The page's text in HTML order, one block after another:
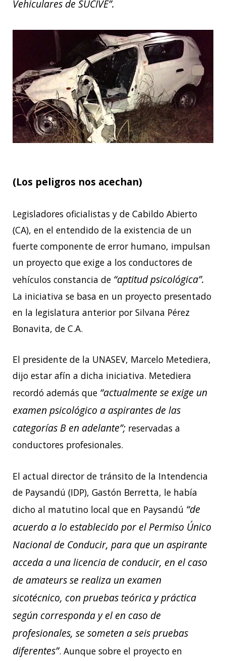
Vehiculares de SUCIVE”.
(Los peligros nos acechan)
Legisladores oficialistas y de Cabildo Abierto
(CA), en el entendido de la existencia de un
fuerte componente de error humano, impulsan
un proyecto que exige a los conductores de
vehículos constancia de “aptitud psicológica”.
La iniciativa se basa en un proyecto presentado
en la legislatura anterior por Silvana Pérez
Bonavita, de C.A.
El presidente de la UNASEV, Marcelo Metediera,
dijo estar afín a dicha iniciativa. Metediera
recordó además que “actualmente se exige un
examen psicológico a aspirantes de las
categorías B en adelante”; reservadas a
conductores profesionales.
El actual director de tránsito de la Intendencia
de Paysandú (IDP), Gastón Berretta, le había
dicho al matutino local que en Paysandú “de
acuerdo a lo establecido por el Permiso Único
Nacional de Conducir, para que un aspirante
acceda a una licencia de conducir, en el caso
de amateurs se realiza un examen
sicotécnico, con pruebas teórica y práctica
según corresponda y el en caso de
profesionales, se someten a seis pruebas
diferentes”. Aunque sobre el proyecto en